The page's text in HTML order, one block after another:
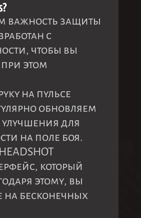
важность защиты
с
чтобы вы
этом
на пульсе
обновляем
для
на поле боя.
который
этому, вы
на бесконечных